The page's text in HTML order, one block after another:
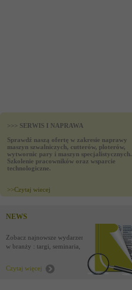
>>> SERWIS I NAPRAWA
Sprawdź naszą ofertę w zakresie naprawy
maszyn szwalniczych, cutterów, ploterów,
wytwornic pary i maszyn specjalistycznych.
Szkolenie pracowników oraz wsparcie
technologiczne.
>>Czytaj wiecej
NEWS
Zobacz najnowsze wydarzenia
w branży : targi, seminaria,
Czytaj więcej